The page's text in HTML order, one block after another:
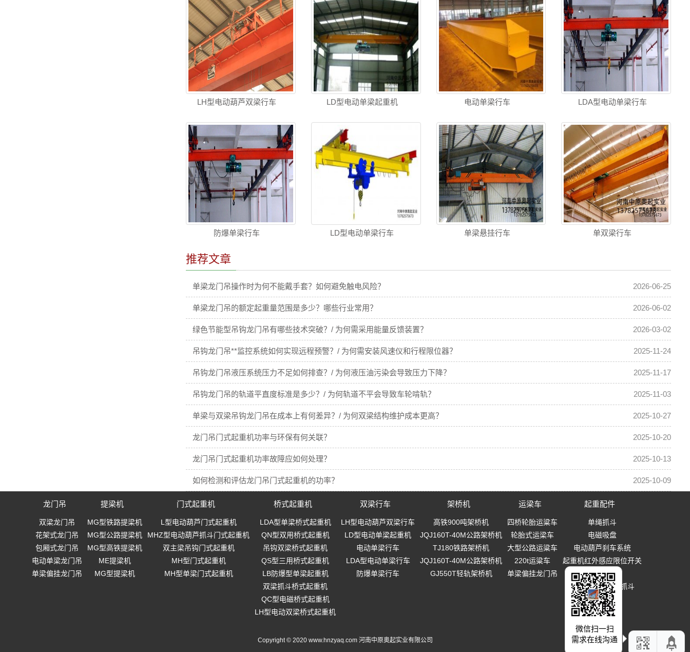
LH型电动葫芦双梁行车 LD型电动单梁起重机 电动单梁行车 LDA型电动单梁行车
防爆单梁行车 LD型电动单梁行车 单梁悬挂行车 单双梁行车
推荐文章
单梁龙门吊操作时为何不能戴手套？如何避免触电风险？ 2026-06-25
单梁龙门吊的额定起重量范围是多少？哪些行业常用？ 2026-06-02
绿色节能型吊钩龙门吊有哪些技术突破？/ 为何需采用能量反馈装置？ 2026-03-02
吊钩龙门吊**监控系统如何实现远程预警？/ 为何需安装风速仪和行程限位器？ 2025-11-24
吊钩龙门吊液压系统压力不足如何排查？/ 为何液压油污染会导致压力下降？ 2025-11-17
吊钩龙门吊的轨道平直度标准是多少？/ 为何轨道不平会导致车轮啃轨？ 2025-11-03
单梁与双梁吊钩龙门吊在成本上有何差异？/ 为何双梁结构维护成本更高？ 2025-10-27
龙门吊门式起重机功率与环保有何关联？ 2025-10-20
龙门吊门式起重机功率故障应如何处理？ 2025-10-13
如何检测和评估龙门吊门式起重机的功率？ 2025-10-09
龙门吊
双梁龙门吊
花架式龙门吊
包厢式龙门吊
电动单梁龙门吊
单梁偏挂龙门吊
提梁机
MG型铁路提梁机
MG型公路提梁机
MG型高铁提梁机
ME提梁机
MG型提梁机
门式起重机
L型电动葫芦门式起重机
MHZ型电动葫芦抓斗门式起重机
双主梁吊钩门式起重机
MH型门式起重机
MH型单梁门式起重机
桥式起重机
LDA型单梁桥式起重机
QN型双用桥式起重机
吊钩双梁桥式起重机
QS型三用桥式起重机
LB防爆型单梁起重机
双梁抓斗桥式起重机
QC型电磁桥式起重机
LH型电动双梁桥式起重机
双梁行车
LH型电动葫芦双梁行车
LD型电动单梁起重机
电动单梁行车
LDA型电动单梁行车
防爆单梁行车
架桥机
高铁900吨架桥机
JQJ160T-40M公路架桥机
TJ180铁路架桥机
JQJ160T-40M公路架桥机
GJ550T轻轨架桥机
运梁车
四桥轮胎运粱车
轮胎式运梁车
大型公路运粱车
220t运粱车
单梁偏挂龙门吊
起重配件
单绳抓斗
电磁吸盘
电动葫芦刹车系统
起重机红外感应限位开关
起重吊钩
多瓣式机械设备抓斗
微信扫一扫
需求在线沟通
Copyright © 2020 www.hnzyaq.com 河南中原奥起实业有限公司